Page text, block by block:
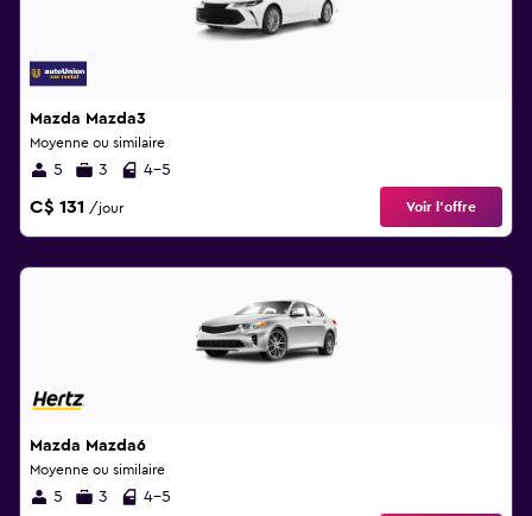
Mazda Mazda3
Moyenne ou similaire
5 3 4-5
C$ 131 /jour Voir l’offre
Mazda Mazda6
Moyenne ou similaire
5 3 4-5